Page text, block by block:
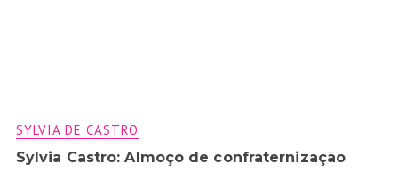
SYLVIA DE CASTRO
Sylvia Castro: Almoço de confraternização